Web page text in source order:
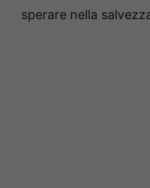
sperare nella